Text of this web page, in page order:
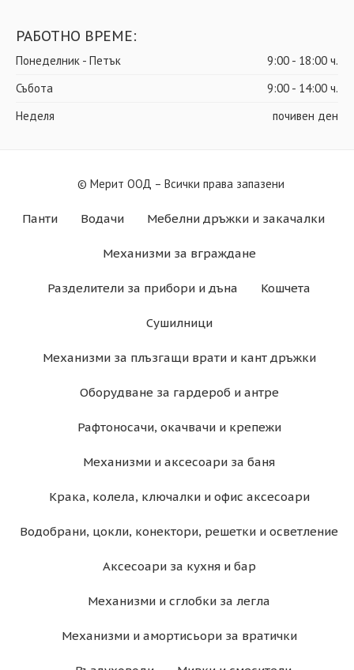
РАБОТНО ВРЕМЕ:
Понеделник - Петък
9:00 - 18:00 ч.
Събота
9:00 - 14:00 ч.
Неделя
почивен ден
© Мерит ООД – Всички права запазени
Панти Водачи Мебелни дръжки и закачалки
Механизми за вграждане
Разделители за прибори и дъна Кошчета
Сушилници
Механизми за плъзгащи врати и кант дръжки
Оборудване за гардероб и антре
Рафтоносачи, окачвачи и крепежи
Механизми и аксесоари за баня
Крака, колела, ключалки и офис аксесоари
Водобрани, цокли, конектори, решетки и осветление
Аксесоари за кухня и бар
Механизми и сглобки за легла
Механизми и амортисьори за вратички